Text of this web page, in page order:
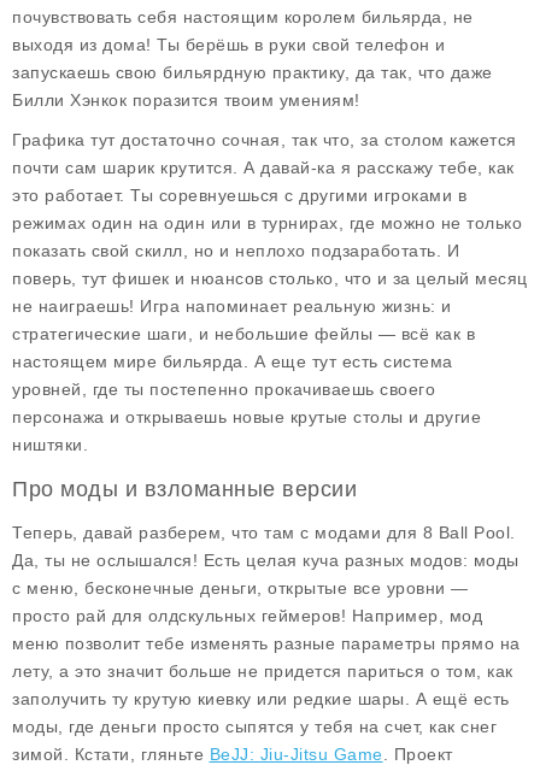
почувствовать себя настоящим королем бильярда, не
выходя из дома! Ты берёшь в руки свой телефон и
запускаешь свою бильярдную практику, да так, что даже
Билли Хэнкок поразится твоим умениям!
Графика тут достаточно сочная, так что, за столом кажется
почти сам шарик крутится. А давай-ка я расскажу тебе, как
это работает. Ты соревнуешься с другими игроками в
режимах один на один или в турнирах, где можно не только
показать свой скилл, но и неплохо подзаработать. И
поверь, тут фишек и нюансов столько, что и за целый месяц
не наиграешь! Игра напоминает реальную жизнь: и
стратегические шаги, и небольшие фейлы — всё как в
настоящем мире бильярда. А еще тут есть система
уровней, где ты постепенно прокачиваешь своего
персонажа и открываешь новые крутые столы и другие
ништяки.
Про моды и взломанные версии
Теперь, давай разберем, что там с модами для 8 Ball Pool
Да, ты не ослышался! Есть целая куча разных модов: моды
с меню, бесконечные деньги, открытые все уровни —
просто рай для олдскульных геймеров! Например, мод
меню позволит тебе изменять разные параметры прямо на
лету, а это значит больше не придется париться о том, как
заполучить ту крутую киевку или редкие шары. А ещё есть
моды, где деньги просто сыпятся у тебя на счет, как снег
зимой. Кстати, гляньте BeJJ: Jiu-Jitsu Game . Проект